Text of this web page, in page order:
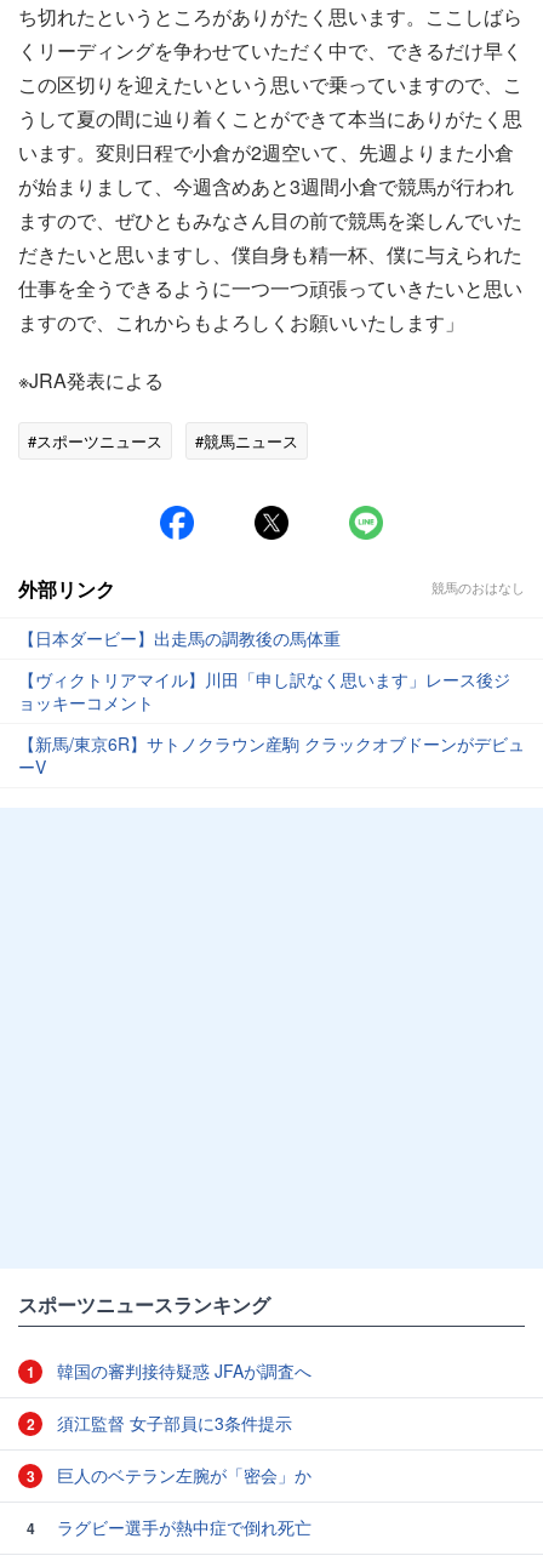
ち切れたというところがありがたく思います。ここしばら
くリーディングを争わせていただく中で、できるだけ早く
この区切りを迎えたいという思いで乗っていますので、こ
うして夏の間に辿り着くことができて本当にありがたく思
います。変則日程で小倉が2週空いて、先週よりまた小倉
が始まりまして、今週含めあと3週間小倉で競馬が行われ
ますので、ぜひともみなさん目の前で競馬を楽しんでいた
だきたいと思いますし、僕自身も精一杯、僕に与えられた
仕事を全うできるように一つ一つ頑張っていきたいと思い
ますので、これからもよろしくお願いいたします」
※JRA発表による
#スポーツニュース #競馬ニュース
外部リンク 競馬のおはなし
【日本ダービー】出走馬の調教後の馬体重
【ヴィクトリアマイル】川田「申し訳なく思います」レース後ジ
ョッキーコメント
【新馬/東京6R】サトノクラウン産駒 クラックオブドーンがデビュ
ーV
スポーツニュースランキング
1 韓国の審判接待疑惑 JFAが調査へ
2 須江監督 女子部員に3条件提示
3 巨人のベテラン左腕が「密会」か
4 ラグビー選手が熱中症で倒れ死亡